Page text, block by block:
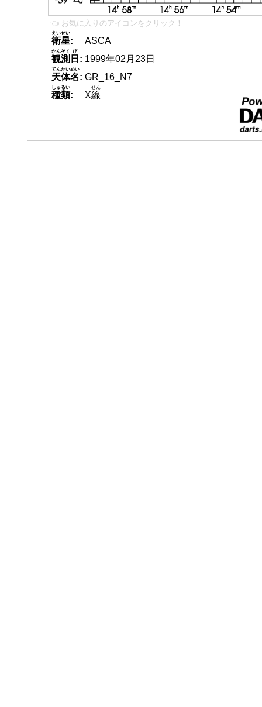
👈 お気に入りのアイコンをクリック！
衛星
えいせい
:
ASCA
観測
かんそく
日
び
: 1999年02月23日
天体名
てんたいめい
: GR_16_N7
種類
しゅるい
: X線
せん